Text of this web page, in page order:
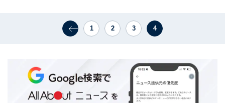
1 2 3 4